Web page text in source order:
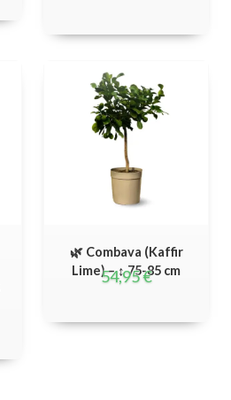
🌿 Combava (Kaffir
Lime) – ↕ 75-85 cm
54,95€